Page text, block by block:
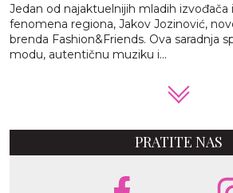
Jedan od najaktuelnijih mladih izvođača
fenomena regiona, Jakov Jozinović,
brenda Fashion&Friends. Ova saradnja
modu, autentičnu muziku i...
PRATITE NAS